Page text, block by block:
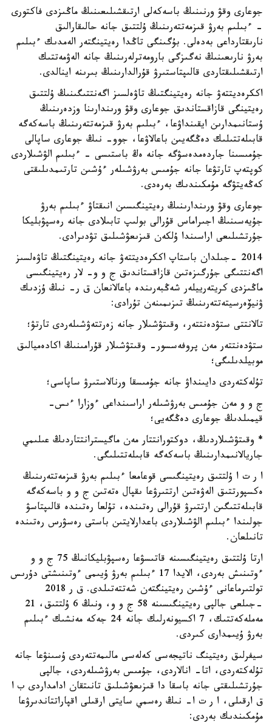
جوعارى وقۋ ورنىنىڭ باسەكەلى ارتىقشىلىعىنىڭ ماڭىزدى فاكتورى
- ءبىلىم بەرۋ قىزمەتتەرىنىڭ ۇلتتىق جانە حالىقارالىق
نارىقتارداعى بەدەلى. بۇگىنگى تاڭدا رەيتينگتەر الەمدىك ءبىلىم
بەرۋ نارىعىنىڭ نەگىزگى بارومەترلەرىنىڭ جانە الەۋمەتتىك
ارتىقشىلىقتاردى قالىپتاستىرۋ قۇرالدارىنىڭ بىرىنە اينالدى.
اككرەديتتەۋ جانە رەيتينگتىڭ تاۋەلسىز اگەنتتىگىنىڭ ۇلتتىق
رەيتينگى قازاقستاندىق جوعارى وقۋ ورىندارىنا وزدەرىنىڭ
ۇستانىمدارىن ايقىنداۋعا، ءبىلىم بەرۋ قىزمەتتەرىنىڭ باسەكەگە
قابىلەتتىلىك دەڭگەيىن باعالاۋعا، جوو- نىڭ جوعارى ساپالى
جۇمىسىنا جاردەمدەسۋگە جانە ەڭ باستىسى - ءبىلىم الۋشىلاردى
كوپتەپ تارتۋعا جانە جۇمىس بەرۋشىلەر ءۇشىن تارتىمدىلىقتى
كەڭەيتۋگە مۇمكىندىك بەرەدى.
جوعارى وقۋ ورىندارىنىڭ رەيتينگىسىن انىقتاۋ ءبىلىم بەرۋ
جۇيەسىنىڭ اجىراماس قۇرالى بولىپ تابىلادى جانە رەسپۋبليكا
جۇرتشىلىعى اراسىندا ۇلكەن قىزىعۋشىلىق تۋدىرادى.
2014 -جىلدان باستاپ اككرەديتتەۋ جانە رەيتينگتىڭ تاۋەلسىز
اگەنتتىگى جۇرگىزەتىن قازاقستاندىق ج و و- لار رەيتينگىسى
ماڭىزدى كريتەرييلەر شەڭبەرىندە باعالانعان ق ر- نىڭ ۇزدىك
ۋنيۆەرسيتەتتەرىنىڭ تىزىمىنەن تۇرادى:
تالانتتى ستۋدەنتتەر، وقىتۋشىلار جانە زەرتتەۋشىلەردى تارتۋ؛
ستۋدەنتتەر مەن پروفەسسور- وقىتۋشىلار قۇرامىنىڭ اكادەميالىق
موبيلدىلىگى؛
تۇلەكتەردى دايىنداۋ جانە جۇمىسقا ورنالاستىرۋ ساپاسى؛
ج و و مەن جۇمىس بەرۋشىلەر اراسىنداعى ءوزارا ءىس-
قيمىلدىڭ جوعارى دەڭگەيى؛
* وقىتۋشىلاردىڭ، دوكتورانتتار مەن ماگيسترانتتاردىڭ عىلىمي
جاريالانىمدارىنىڭ باسەكەگە قابىلەتتىلىگى.
ا ر ت ا ۇلتتىق رەيتينگىسى قوعامعا ءبىلىم بەرۋ قىزمەتتەرىنىڭ
ەكسپورتتىق الەۋەتىن ارتتىرۋعا ىقپال ەتەتىن ج و و باسەكەگە
قابىلەتتىگىن ارتتىرۋ قۇرالى رەتىندە، تۇلعا رەتىندە قالىپتاسۋ
جولىندا ءبىلىم الۋشىلاردى باعدارلايتىن باستى رەسۋرس رەتىندە
تانىلعان.
ارتا ۇلتتىق رەيتينگىسىنە قاتىسۋعا رەسپۋبليكانىڭ 75 ج و و
ءوتىنىش بەردى، الايدا 17 ءبىلىم بەرۋ ۇيىمى ءوتىنىشتى دۇرىس
تولتىرماعانى ءۇشىن رەيتينگتەن شەتتەتىلدى. ق ر 2018
-جىلعى جالپى رەيتينگىسىنە 58 ج و و، ونىڭ 6 ۇلتتىق، 21
مەملەكەتتىك، 7 اكسيونەرلىك جانە 24 جەكە مەنشىك ءبىلىم
بەرۋ ۇيىمدارى كىردى.
سيفرلىق رەيتينگ ناتيجەسى كەلەسى مالىمەتتەردى ۇسىنۋعا جانە
تۇلەكتەردى، اتا- انالاردى، جۇمىس بەرۋشىلەردى، جالپى
جۇرتشىلىقتى جانە باسقا دا قىزىعۋشىلىق تانىتقان ادامداردى ب ا
ق ارقىلى، ا ر ت ا- نىڭ رەسمي سايتى ارقىلى اقپاراتتاندىرۋعا
مۇمكىندىك بەردى: